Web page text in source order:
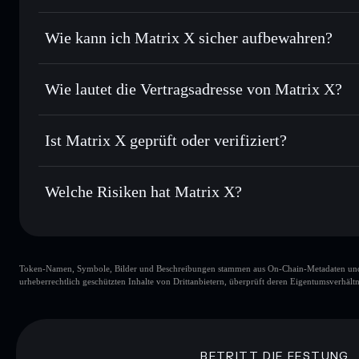
Durchschnittskosteneffekt nutzen – Schritt für Schritt
Privat senden– übertrage MATRIX, ohne Wallets
Privacy Aggregators
kontrollierst
Privacy
Wie kann ich Matrix X sicher aufbewahren?
Matrix X
Privacy Aggregator
Wie lautet die Vertragsadresse von Matrix X?
Matrix X
Wallet
MATRIX
Ist Matrix X geprüft oder verifiziert?
Matrix X derzeit nicht
Welche Risiken hat Matrix X?
Matrix X
Token-Namen, Symbole, Bilder und Beschreibungen stammen aus On-Chain-Metadaten
urheberrechtlich geschützten Inhalte von Drittanbietern, überprüft deren